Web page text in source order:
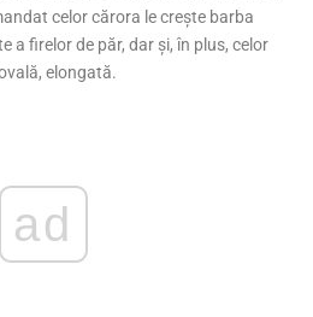
celor cărora le crește barba
a firelor de păr, dar și, în plus, celor
elongată.
ad